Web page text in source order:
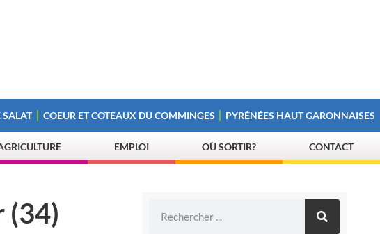
SALAT COEUR ET COTEAUX DU COMMINGES PYRÉNÉES HAUT GARONNAISES
EMPLOI OÙ SORTIR? CONTACT
(34)